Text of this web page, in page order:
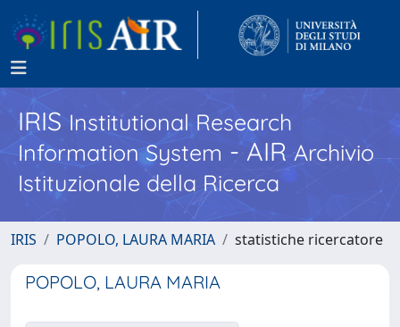
IRISInstitutional Research
Information System - AIR Archivio
Istituzionale della Ricerca
IRIS POPOLO, LAURA MARIA statistiche ricercatore
POPOLO, LAURA MARIA